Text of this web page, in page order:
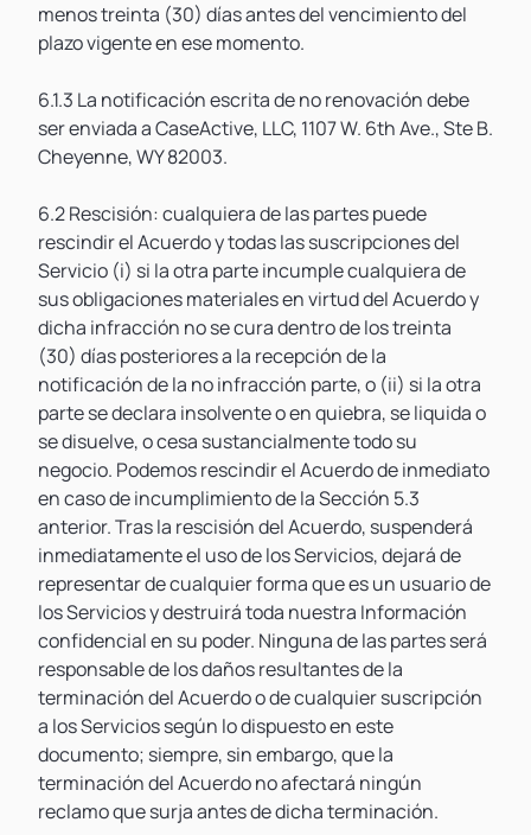
menos treinta (30) días antes del vencimiento del
plazo vigente en ese momento.
6.1.3 La notificación escrita de no renovación debe
ser enviada a CaseActive, LLC, 1107 W. 6th Ave., Ste B.
Cheyenne, WY 82003.
6.2 Rescisión: cualquiera de las partes puede
rescindir el Acuerdo y todas las suscripciones del
Servicio (i) si la otra parte incumple cualquiera de
sus obligaciones materiales en virtud del Acuerdo y
dicha infracción no se cura dentro de los treinta
(30) días posteriores a la recepción de la
notificación de la no infracción parte, o (ii) si la otra
parte se declara insolvente o en quiebra, se liquida o
se disuelve, o cesa sustancialmente todo su
negocio. Podemos rescindir el Acuerdo de inmediato
en caso de incumplimiento de la Sección 5.3
anterior. Tras la rescisión del Acuerdo, suspenderá
inmediatamente el uso de los Servicios, dejará de
representar de cualquier forma que es un usuario de
los Servicios y destruirá toda nuestra Información
confidencial en su poder. Ninguna de las partes será
responsable de los daños resultantes de la
terminación del Acuerdo o de cualquier suscripción
a los Servicios según lo dispuesto en este
documento; siempre, sin embargo, que la
terminación del Acuerdo no afectará ningún
reclamo que surja antes de dicha terminación.